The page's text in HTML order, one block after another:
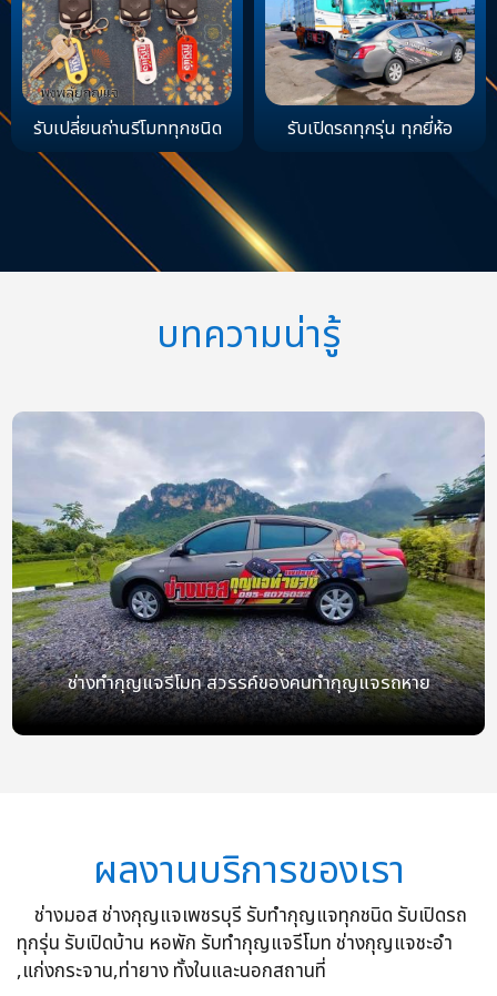
รับเปลี่ยนถ่านรีโมททุกชนิด รับเปิดรถทุกรุ่น ทุกยี่ห้อ
บทความน่ารู้
ช่างทำกุญแจรีโมท สวรรค์ของคนทำกุญแจรถหาย
ผลงานบริการของเรา
ช่างมอส ช่างกุญแจเพชรบุรี รับทำกุญแจทุกชนิด รับเปิดรถ
ทุกรุ่น รับเปิดบ้าน หอพัก รับทำกุญแจรีโมท ช่างกุญแจชะอำ
,แก่งกระจาน,ท่ายาง ทั้งในและนอกสถานที่